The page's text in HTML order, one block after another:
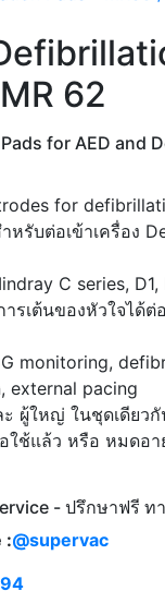
62
for AED and
for
หรับต่อเข้าเครื่อง
C series, D1,
รเต้นของหัวใจได้ต่
monitoring,
external pacing
ะ ผู้ใหญ่ ในชุดเดียว
ใช้แล้ว หรือ หมดอา
- ปรึกษาฟรี ทา
:@supervac